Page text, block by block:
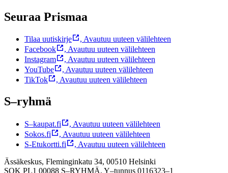
Seuraa Prismaa
Tilaa uutiskirje , Avautuu uuteen välilehteen
Facebook
, Avautuu uuteen välilehteen
Instagram
, Avautuu uuteen välilehteen
YouTube
, Avautuu uuteen välilehteen
TikTok
, Avautuu uuteen välilehteen
S–ryhmä
S–kaupat.fi , Avautuu uuteen välilehteen
Sokos.fi
, Avautuu uuteen välilehteen
S-Etukortti.fi
, Avautuu uuteen välilehteen
Ässäkeskus, Fleminginkatu 34, 00510 Helsinki
SOK PL1 00088 S–RYHMÄ, Y–tunnus 0116323–1